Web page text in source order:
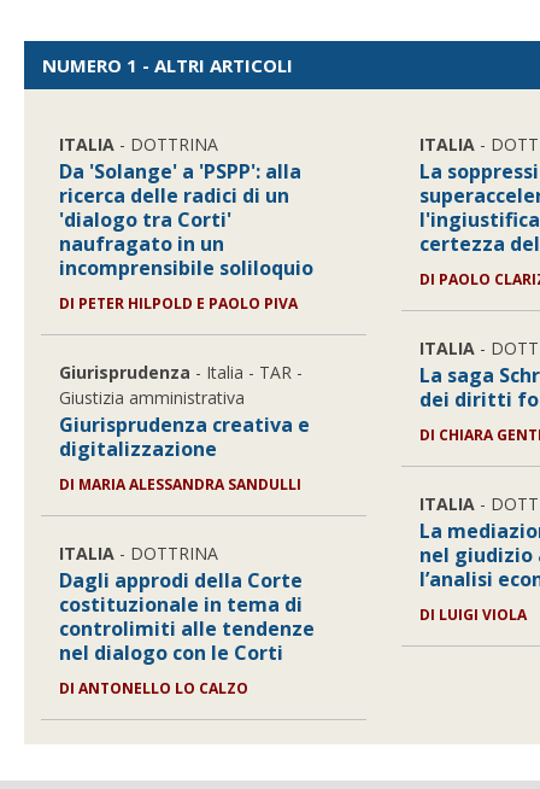
NUMERO 1 - ALTRI ARTICOLI
ITALIA - DOTTRINA
Da 'Solange' a 'PSPP': alla
ricerca delle radici di un
'dialogo tra Corti'
naufragato in un
incomprensibile soliloquio
DI PETER HILPOLD E PAOLO PIVA
Giurisprudenza - Italia - TAR -
Giustizia amministrativa
Giurisprudenza creativa e
digitalizzazione
DI MARIA ALESSANDRA SANDULLI
ITALIA - DOTTRINA
Dagli approdi della Corte
costituzionale in tema di
controlimiti alle tendenze
nel dialogo con le Corti
DIANTONELLO LO CALZO
ITALIA -
La
certezza
DI PAOLO
ITALIA -
La saga
dei diritti
DI CHIARA
ITALIA -
La
nel
l’analisi
DI LUIGI VIOLA